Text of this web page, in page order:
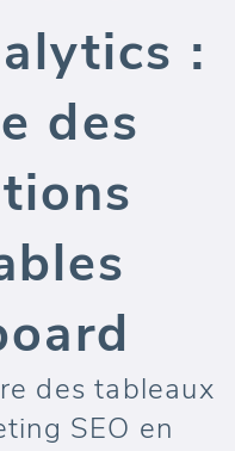
:
des
des tableaux
SEO en